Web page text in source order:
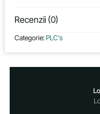
Recenzii (0)
Categorie: PLC's